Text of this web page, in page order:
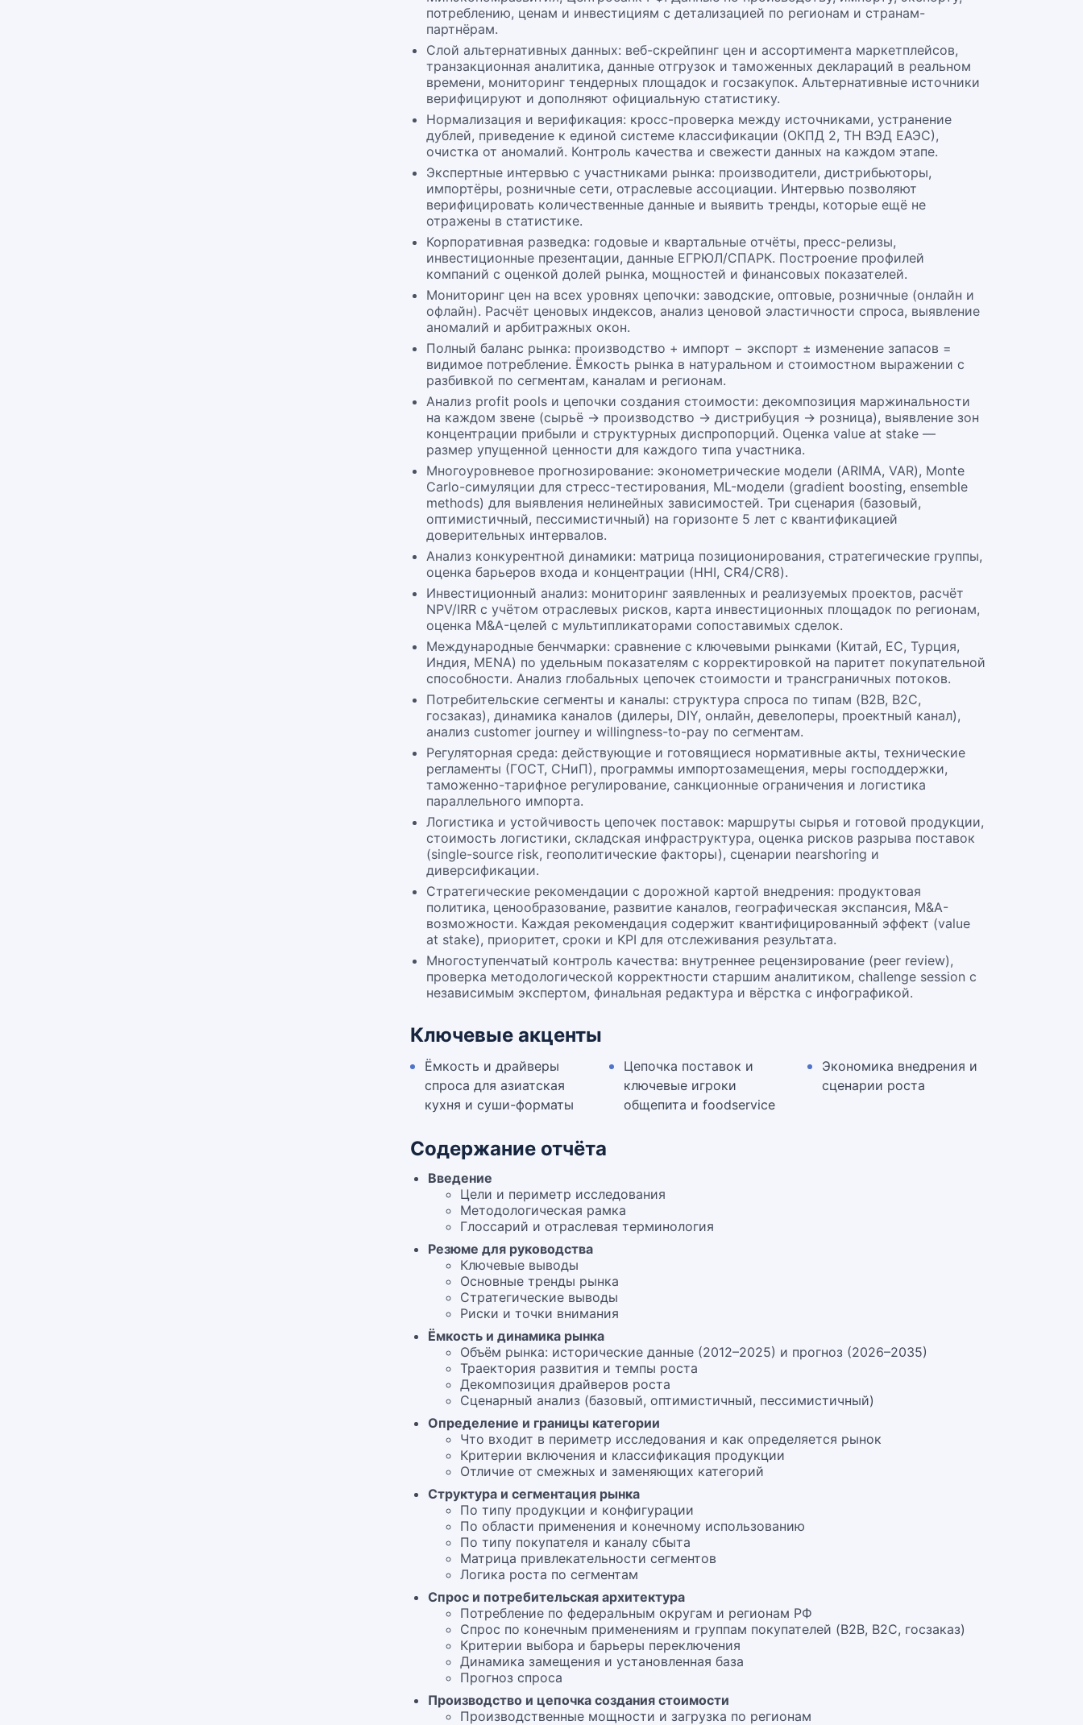
потреблению, ценам и инвестициям с детализацией по регионам и странам-
партнёрам.
Слой альтернативных данных: веб-скрейпинг цен и ассортимента маркетплейсов,
транзакционная аналитика, данные отгрузок и таможенных деклараций в реальном
времени, мониторинг тендерных площадок и госзакупок. Альтернативные источники
верифицируют и дополняют официальную статистику.
Нормализация и верификация: кросс-проверка между источниками, устранение
дублей, приведение к единой системе классификации (ОКПД 2, ТН ВЭД ЕАЭС),
очистка от аномалий. Контроль качества и свежести данных на каждом этапе.
Экспертные интервью с участниками рынка: производители, дистрибьюторы,
импортёры, розничные сети, отраслевые ассоциации. Интервью позволяют
верифицировать количественные данные и выявить тренды, которые ещё не
отражены в статистике.
Корпоративная разведка: годовые и квартальные отчёты, пресс-релизы,
инвестиционные презентации, данные ЕГРЮЛ/СПАРК. Построение профилей
компаний с оценкой долей рынка, мощностей и финансовых показателей.
Мониторинг цен на всех уровнях цепочки: заводские, оптовые, розничные (онлайн и
офлайн). Расчёт ценовых индексов, анализ ценовой эластичности спроса, выявление
аномалий и арбитражных окон.
Полный баланс рынка: производство + импорт − экспорт ± изменение запасов =
видимое потребление. Ёмкость рынка в натуральном и стоимостном выражении с
разбивкой по сегментам, каналам и регионам.
Анализ profit pools и цепочки создания стоимости: декомпозиция маржинальности
на каждом звене (сырьё → производство → дистрибуция → розница), выявление зон
концентрации прибыли и структурных диспропорций. Оценка value at stake —
размер упущенной ценности для каждого типа участника.
Многоуровневое прогнозирование: эконометрические модели (ARIMA, VAR), Monte
Carlo-симуляции для стресс-тестирования, ML-модели (gradient boosting, ensemble
methods) для выявления нелинейных зависимостей. Три сценария (базовый,
оптимистичный, пессимистичный) на горизонте 5 лет с квантификацией
доверительных интервалов.
Анализ конкурентной динамики: матрица позиционирования, стратегические группы,
оценка барьеров входа и концентрации (HHI, CR4/CR8).
Инвестиционный анализ: мониторинг заявленных и реализуемых проектов, расчёт
NPV/IRR с учётом отраслевых рисков, карта инвестиционных площадок по регионам,
оценка M&A-целей с мультипликаторами сопоставимых сделок.
Международные бенчмарки: сравнение с ключевыми рынками (Китай, ЕС, Турция,
Индия, MENA) по удельным показателям с корректировкой на паритет покупательной
способности. Анализ глобальных цепочек стоимости и трансграничных потоков.
Потребительские сегменты и каналы: структура спроса по типам (B2B, B2C,
госзаказ), динамика каналов (дилеры, DIY, онлайн, девелоперы, проектный канал),
анализ customer journey и willingness-to-pay по сегментам.
Регуляторная среда: действующие и готовящиеся нормативные акты, технические
регламенты (ГОСТ, СНиП), программы импортозамещения, меры господдержки,
таможенно-тарифное регулирование, санкционные ограничения и логистика
параллельного импорта.
Логистика и устойчивость цепочек поставок: маршруты сырья и готовой продукции,
стоимость логистики, складская инфраструктура, оценка рисков разрыва поставок
(single-source risk, геополитические факторы), сценарии nearshoring и
диверсификации.
Стратегические рекомендации с дорожной картой внедрения: продуктовая
политика, ценообразование, развитие каналов, географическая экспансия, M&A-
возможности. Каждая рекомендация содержит квантифицированный эффект (value
at stake), приоритет, сроки и KPI для отслеживания результата.
Многоступенчатый контроль качества: внутреннее рецензирование (peer review),
проверка методологической корректности старшим аналитиком, challenge session с
независимым экспертом, финальная редактура и вёрстка с инфографикой.
Ключевые акценты
Ёмкость и драйверы
спроса для азиатская
кухня и суши-форматы
Цепочка поставок и
ключевые игроки
общепита и foodservice
Экономика внедрения и
сценарии роста
Содержание отчёта
Введение
Цели и периметр исследования
Методологическая рамка
Глоссарий и отраслевая терминология
Резюме для руководства
Ключевые выводы
Основные тренды рынка
Стратегические выводы
Риски и точки внимания
Ёмкость и динамика рынка
Объём рынка: исторические данные (2012–2025) и прогноз (2026–2035)
Траектория развития и темпы роста
Декомпозиция драйверов роста
Сценарный анализ (базовый, оптимистичный, пессимистичный)
Определение и границы категории
Что входит в периметр исследования и как определяется рынок
Критерии включения и классификация продукции
Отличие от смежных и заменяющих категорий
Структура и сегментация рынка
По типу продукции и конфигурации
По области применения и конечному использованию
По типу покупателя и каналу сбыта
Матрица привлекательности сегментов
Логика роста по сегментам
Спрос и потребительская архитектура
Потребление по федеральным округам и регионам РФ
Спрос по конечным применениям и группам покупателей (B2B, B2C, госзаказ)
Критерии выбора и барьеры переключения
Динамика замещения и установленная база
Прогноз спроса
Производство и цепочка создания стоимости
Производственные мощности и загрузка по регионам